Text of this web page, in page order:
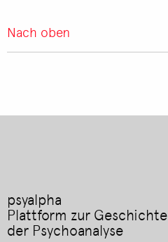
Nach oben
psyalpha
Plattform zur Geschichte
der Psychoanalyse